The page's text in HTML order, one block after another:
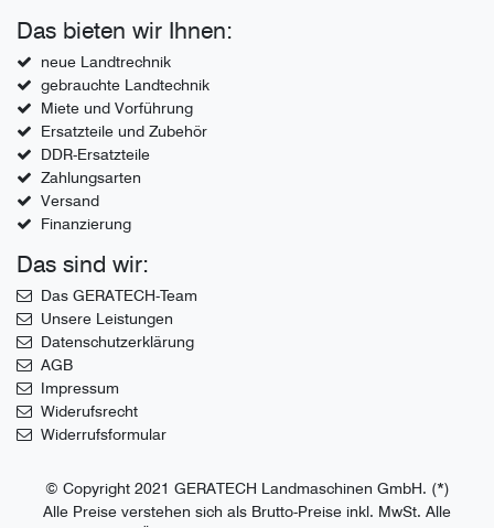
Das bieten wir Ihnen:
neue Landtrechnik
gebrauchte Landtechnik
Miete und Vorführung
Ersatzteile und Zubehör
DDR-Ersatzteile
Zahlungsarten
Versand
Finanzierung
Das sind wir:
Das GERATECH-Team
Unsere Leistungen
Datenschutzerklärung
AGB
Impressum
Widerufsrecht
Widerrufsformular
© Copyright 2021 GERATECH Landmaschinen GmbH. (*)
Alle Preise verstehen sich als Brutto-Preise inkl. MwSt. Alle